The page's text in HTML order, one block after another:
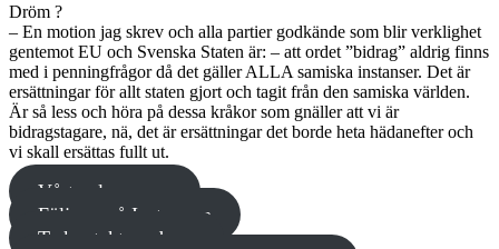
Dröm ?
– En motion jag skrev och alla partier godkände som blir verklighet
gentemot EU och Svenska Staten är: – att ordet ”bidrag” aldrig finns
med i penningfrågor då det gäller ALLA samiska instanser. Det är
ersättningar för allt staten gjort och tagit från den samiska världen.
Är så less och höra på dessa kråkor som gnäller att vi är
bidragstagare, nä, det är ersättningar det borde heta hädanefter och
vi skall ersättas fullt ut.
Vårt valprogram
Följ oss på Instagram
Ta kontakt med oss